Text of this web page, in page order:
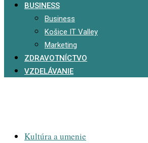
BUSINESS
Business
Košice IT Valley
Marketing
ZDRAVOTNÍCTVO
VZDELÁVANIE
Kultúra a umenie